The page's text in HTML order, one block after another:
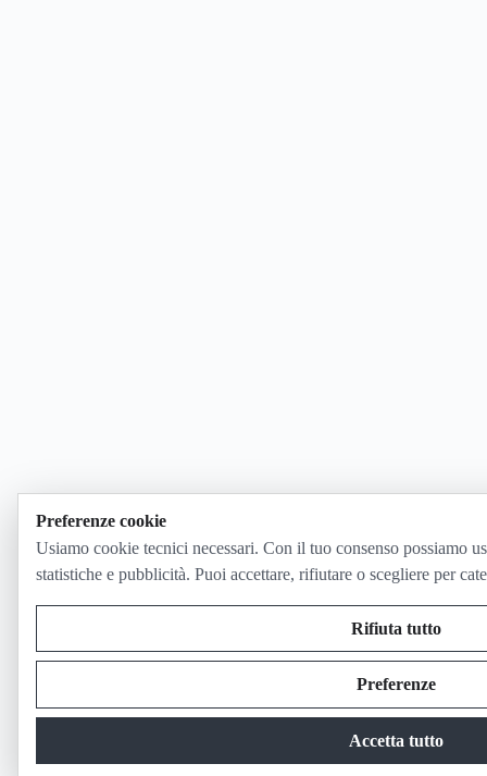
Preferenze cookie
Usiamo cookie tecnici necessari. Con il tuo consenso possiamo
statistiche e pubblicità. Puoi accettare, rifiutare o scegliere per
Rifiuta tutto
Preferenze
Accetta tutto